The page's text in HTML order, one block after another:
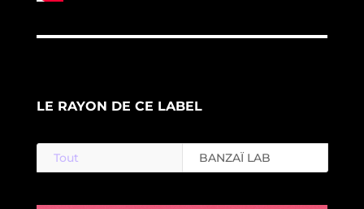
LE RAYON DE CE LABEL
Tout BANZAÏ LAB